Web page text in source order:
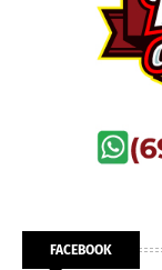
FACEBOOK